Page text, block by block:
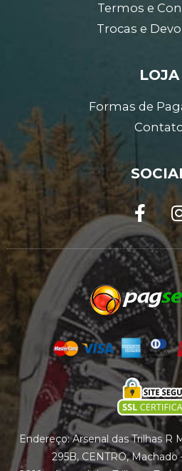
Termos e
Trocas e
LOJA
Formas de
Endereço: Arsenal das Trilhas R
295B, CENTRO,